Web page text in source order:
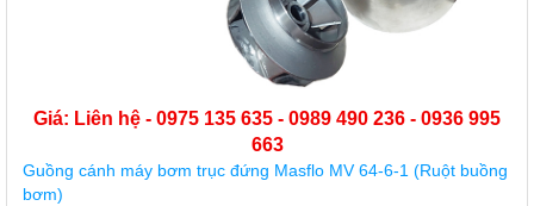
Giá: Liên hệ - 0975 135 635 - 0989 490 236 - 0936 995
663
Guồng cánh máy bơm trục đứng Masflo MV 64-6-1 (Ruột buồng
bơm)